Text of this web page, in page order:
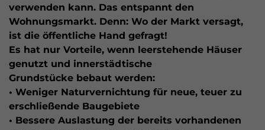
verwenden kann. Das entspannt den
Wohnungsmarkt. Denn: Wo der Markt versagt,
ist die öffentliche Hand gefragt!
Es hat nur Vorteile, wenn leerstehende Häuser
genutzt und innerstädtische
Grundstücke bebaut werden:
• Weniger Naturvernichtung für neue, teuer zu
erschließende Baugebiete
• Bessere Auslastung der bereits vorhandenen